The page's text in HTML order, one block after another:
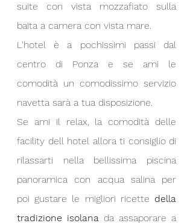
suite con vista mozzafiato sulla
baita a camera con vista mare.
L'hotel è a pochissimi passi dal
centro di Ponza e se ami le
comodità un comodissimo servizio
navetta sarà a tua disposizione.
Se ami il relax, la comodità delle
facility dell hotel allora ti consiglio di
rilassarti nella bellissima piscina
panoramica con acqua salina per
poi gustare le migliori ricette della
tradizione isolana da assaporare a